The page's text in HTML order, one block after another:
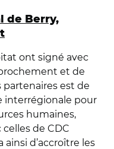
de Berry,
ont signé avec
et de
partenaires est de
interrégionale pour
humaines,
de CDC
d’accroître les